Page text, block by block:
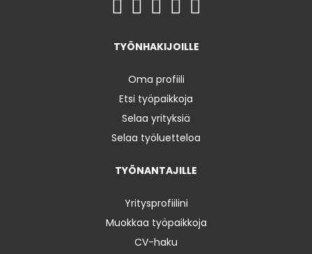
TYÖNHAKIJOILLE
Oma profiili
Etsi työpaikkoja
Selaa yrityksiä
Selaa työluetteloa
TYÖNANTAJILLE
Yritysprofiilini
Muokkaa työpaikkoja
CV-haku